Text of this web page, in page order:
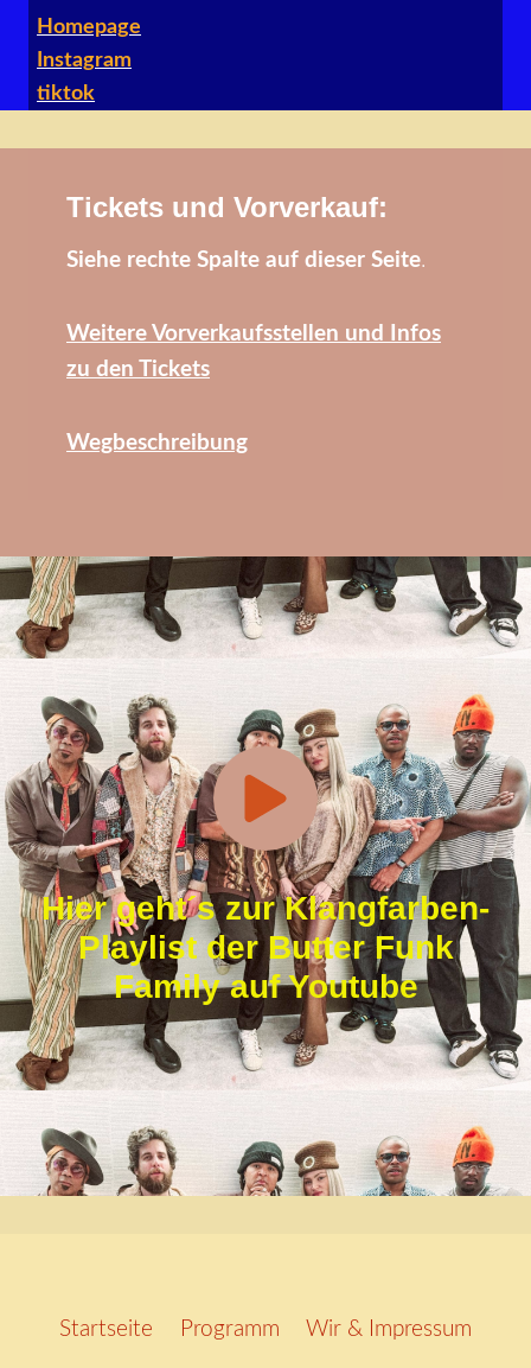
Homepage
Instagram
tiktok
Tickets und Vorverkauf:
Siehe rechte Spalte auf dieser Seite.
Weitere Vorverkaufsstellen und Infos
zu den Tickets
Wegbeschreibung
Hier geht´s zur Klangfarben-
Playlist der Butter Funk
Family auf Youtube
Startseite Programm Wir & Impressum